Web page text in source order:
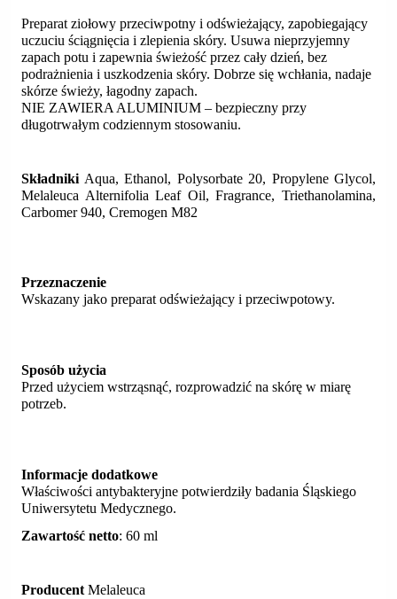
Preparat ziołowy przeciwpotny i odświeżający, zapobiegający
uczuciu ściągnięcia i zlepienia skóry. Usuwa nieprzyjemny
zapach potu i zapewnia świeżość przez cały dzień, bez
podrażnienia i uszkodzenia skóry. Dobrze się wchłania, nadaje
skórze świeży, łagodny zapach.
NIE ZAWIERA ALUMINIUM – bezpieczny przy
długotrwałym codziennym stosowaniu.
Składniki Aqua, Ethanol, Polysorbate 20, Propylene Glycol,
Melaleuca Alternifolia Leaf Oil, Fragrance, Triethanolamina,
Carbomer 940, Cremogen M82
Przeznaczenie
Wskazany jako preparat odświeżający i przeciwpotowy.
Sposób użycia
Przed użyciem wstrząsnąć, rozprowadzić na skórę w miarę
potrzeb.
Informacje dodatkowe
Właściwości antybakteryjne potwierdziły badania Śląskiego
Uniwersytetu Medycznego.
Zawartość netto: 60 ml
Producent Melaleuca